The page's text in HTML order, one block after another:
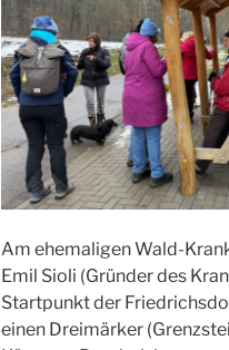
Am ehemaligen Wald-
Emil Sioli (Gründer des
Startpunkt der
einen Dreimärker